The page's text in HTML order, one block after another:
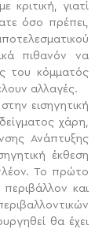
κριτική, γιατί
όσο πρέπει,
πιθανόν να
του κόμματός
αλλαγές.
εισηγητική
χάρη,
Ανάπτυξης
έκθεση
Το πρώτο
και
θα έχει